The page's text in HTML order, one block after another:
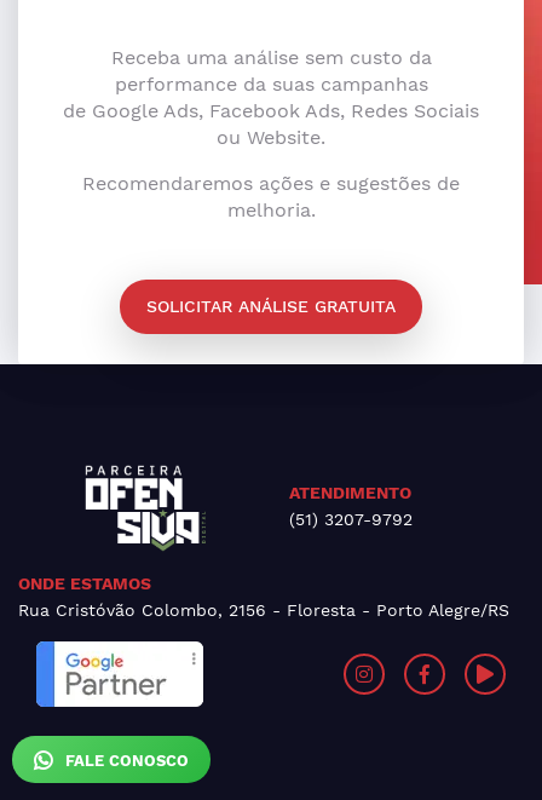
FALE CONOSCO
Receba uma análise sem custo da
performance da suas campanhas
de Google Ads, Facebook Ads, Redes Sociais
ou Website.
Recomendaremos ações e sugestões de
melhoria.
SOLICITAR ANÁLISE GRATUITA
ATENDIMENTO
(51) 3207-9792
ONDE ESTAMOS
Rua Cristóvão Colombo, 2156 - Floresta - Porto Alegre/RS